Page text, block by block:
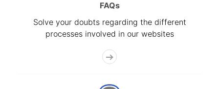
FAQs
Solve your doubts regarding the different
processes involved in our websites